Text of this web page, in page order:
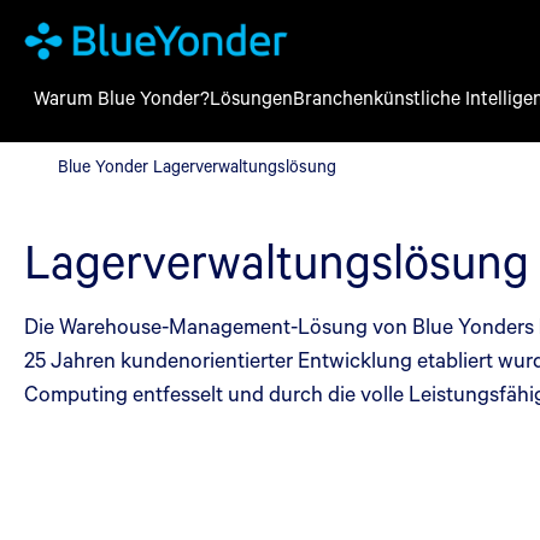
Blue Yonder Lagerverwaltungslösung
Warum Blue Yonder?LösungenBranchenkünstliche
Blue Yonder Lagerverwaltungslösung
Lagerverwaltungslösung
Die Warehouse-Management-Lösung von Blue
25 Jahren kundenorientierter Entwicklung etabliert
Computing entfesselt und durch die volle